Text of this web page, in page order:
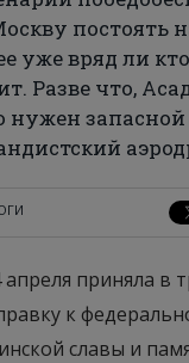
постоять
уже вряд ли кто
Разве что,
запасной
апреля приняла в
к
славы и